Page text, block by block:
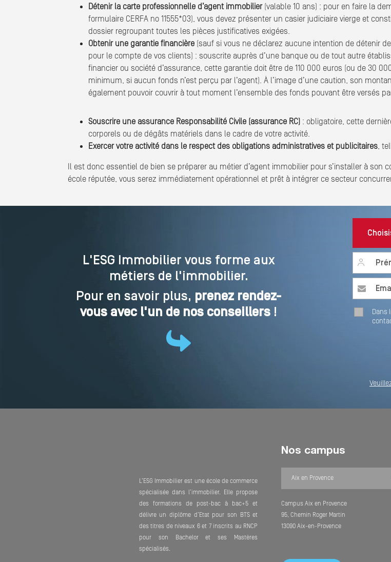
Détenir la carte professionnelle d’agent immobilier(valable 10 ans) : pour en faire la
formulaire CERFA no 11555*03), vous devez présenter un casier judiciaire vierge et
dossier regroupant toutes les pièces justificatives exigées.
Obtenir une garantie financière (sauf si vous ne déclarez aucune intention de détenir
pour le compte de vos clients) : souscrite auprès d’une banque ou de tout autre
financier ou société d’assurance, cette garantie doit être de 110 000 euros (ou de 30
minimum, si aucun fonds n’est perçu par l’agent). À l’image d’une caution, son
également pouvoir couvrir à tout moment l’ensemble des fonds pouvant être versés
Souscrire une assurance Responsabilité Civile (assurance RC) : obligatoire, cette
corporels ou de dégâts matériels dans le cadre de votre activité.
Exercer votre activité dans le respect des obligations administratives et publicitaires,
l est donc essentiel de bien se préparer au métier d’agent immobilier pour s’installer à son
école réputée, vous serez immédiatement opérationnel et prêt à intégrer ce secteur
L'ESG Immobilier vous forme aux
métiers de l'immobilier.
Pour en savoir plus, prenez rendez-
vous avec l'un de nos conseillers !
First name
Email *
Dans
L’ESG Immobilier est une école de commerce
spécialisée dans l’immobilier. Elle propose
des formations de post-bac à bac+5 et
délivre un diplôme d’Etat pour son BTS et
des titres de niveaux 6 et 7 inscrits au RNCP
pour son Bachelor et ses Mastères
spécialisés.
Nos campus
Campus Aix en Provence
95, Chemin Roger Martin
13090 Aix-en-Provence